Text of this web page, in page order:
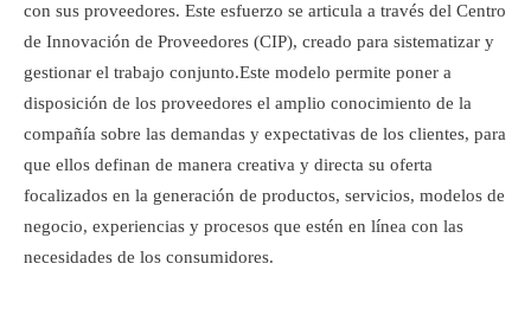
con sus proveedores. Este esfuerzo se articula a través del Centro
de Innovación de Proveedores (CIP), creado para sistematizar y
gestionar el trabajo conjunto.Este modelo permite poner a
disposición de los proveedores el amplio conocimiento de la
compañía sobre las demandas y expectativas de los clientes, para
que ellos definan de manera creativa y directa su oferta
focalizados en la generación de productos, servicios, modelos de
negocio, experiencias y procesos que estén en línea con las
necesidades de los consumidores.